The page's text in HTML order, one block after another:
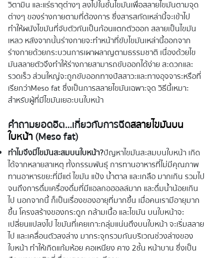
วิตามิน และแร่ธาตุต่างๆ ลงไปในชั้นไขมันเพื่อสลายไขมันตามจุด
ต่างๆ ของร่างกายตามที่ต้องการ ซึ่งสารสกัดเหล่านี้จะเข้าไป
ทำให้ผนังไขมันที่จับตัวกันเป็นก้อนแตกตัวออก สลายเป็นไขมัน
เหลว หลังจากนั้นร่างกายจะทำหน้าที่ขับไขมันเหล่านี้ออกจาก
ร่างกายด้วยกระบวนการเผาผลาญตามธรรมชาติ เนื่องด้วยไข
มันสลายตัวจึงทำให้ร่างกายสามารถขับออกได้ง่าย สะดวกและ
รวดเร็ว ส่วนใหญ่จะถูกขับออกทางปัสสาวะและทางอุจจาระหรือที่
เรียกว่าMeso fat ซึ่งเป็นการสลายไขมันเฉพาะจุด วิธีนี้เหมาะ
สำหรับผู้ที่มีไขมันเยอะบนใบหน้า
คำถามยอดฮิต…เกี่ยวกับการฉีดสลายไขมันบน
ใบหน้า(Meso fat)
ทำไมจึงมีไขมันสะสมบนใบหน้า?ปัญหาไขมันสะสมบนใบหน้า เกิด
ได้จากหลายสาเหตุ ทั้งกรรมพันธุ์ การทานอาหารที่ไม่มีคุณภาพ
ทานอาหารขยะที่มีแต่ ไขมัน แป้ง น้ำตาล และเกลือ มากเกิน รวมไป
จนถึงการดื่มเครื่องดื่มที่มีแอลกอฮอลล์มาก และดื่มน้ำน้อยเกิน
ไป นอกจากนี้ ก็เป็นเรื่องของอายุที่มากขึ้น เมื่อคนเรามีอายุมาก
ขึ้น โครงสร้างของกระดูก กล้ามเนื้อ และไขมัน บนใบหน้าจะ
เปลี่ยนแปลงไป ไขมันที่เคยเกาะกลุ่มแน่นตึงบนใบหน้า จะเริ่มสลาย
ไป และเคลื่อนตัวลงล่าง มากระจุกรวมกันบริเวณช่วงล่างของ
ใบหน้า ทำให้เกิดแก้มห้อย คอเหนียง คาง 2ชั้น หน้าบาน ซึ่งเป็น